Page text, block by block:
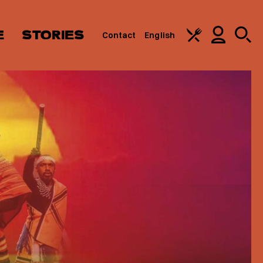
STORIES Contact English